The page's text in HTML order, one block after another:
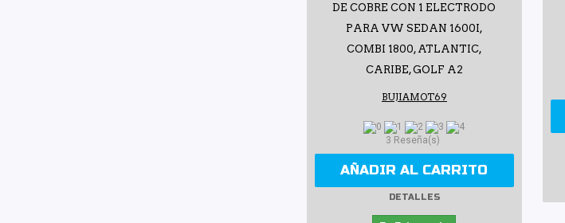
DE COBRE CON 1 ELECTRODO
PARA VW SEDAN 1600I,
COMBI 1800, ATLANTIC,
CARIBE, GOLF A2
BUJIAMOT69
3 Reseña(s)
AÑADIR AL CARRITO
DETALLES